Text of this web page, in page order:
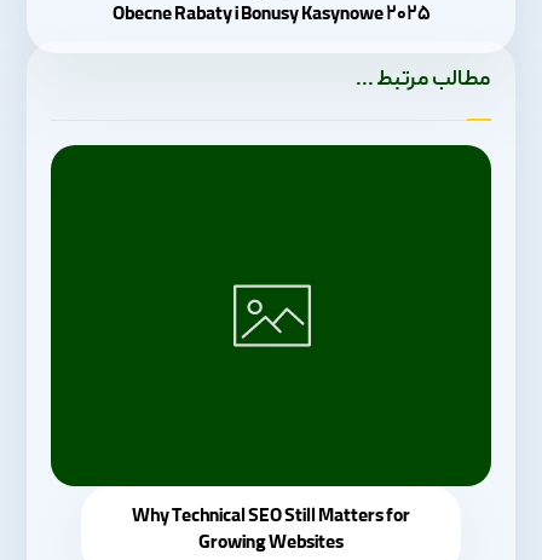
Obecne Rabaty i Bonusy Kasynowe ۲۰۲۵
مطالب مرتبط ...
Why Technical SEO Still Matters for
Growing Websites